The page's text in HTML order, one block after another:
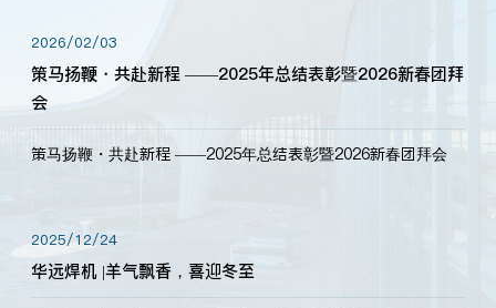
2026/02/03
策马扬鞭・共赴新程 ——2025年总结表彰暨2026新春团拜
会
策马扬鞭・共赴新程 ——2025年总结表彰暨2026新春团拜会
2025/12/24
华远焊机 |羊气飘香，喜迎冬至